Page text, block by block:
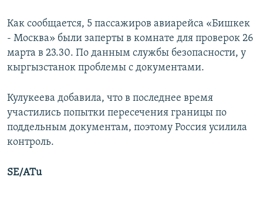
Как сообщается, 5 пассажиров авиарейса «Бишкек
- Москва» были заперты в комнате для проверок 26
марта в 23.30. По данным службы безопасности, у
кыргызстанок проблемы с документами.
Кулукеева добавила, что в последнее время
участились попытки пересечения границы по
поддельным документам, поэтому Россия усилила
контроль.
SE/ATu